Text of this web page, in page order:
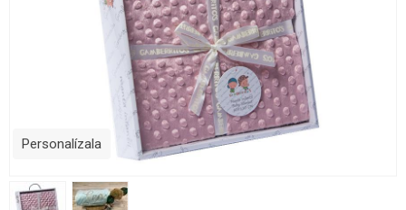
Personalízala